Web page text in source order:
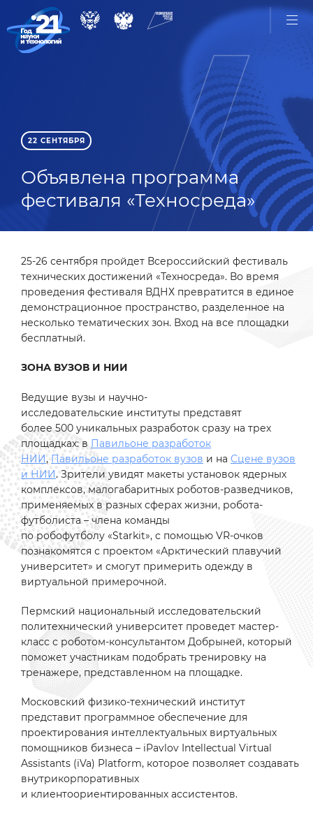
22 СЕНТЯБРЯ
Объявлена программа
фестиваля «Техносреда»
25-26 сентября пройдет Всероссийский фестиваль
технических достижений «Техносреда». Во время
проведения фестиваля ВДНХ превратится в единое
демонстрационное пространство, разделенное на
несколько тематических зон. Вход на все площадки
бесплатный.
ЗОНА ВУЗОВ И НИИ
Ведущие вузы и научно-
исследовательские институты представят
более 500 уникальных разработок сразу на трех
площадках: в Павильоне разработок
НИИ,Павильоне разработок вузов и на Сцене вузов
и НИИ. Зрители увидят макеты установок ядерных
комплексов, малогабаритных роботов-разведчиков,
применяемых в разных сферах жизни, робота-
футболиста – члена команды
по робофутболу «Starkit», с помощью VR-очков
познакомятся с проектом «Арктический плавучий
университет» и смогут примерить одежду в
виртуальной примерочной.
Пермский национальный исследовательский
политехнический университет проведет мастер-
класс с роботом-консультантом Добрыней, который
поможет участникам подобрать тренировку на
тренажере, представленном на площадке.
Московский физико-технический институт
представит программное обеспечение для
проектирования интеллектуальных виртуальных
помощников бизнеса – iPavlov Intellectual Virtual
Assistants (iVa) Platform, которое позволяет создавать
внутрикорпоративных
и клиентоориентированных ассистентов.